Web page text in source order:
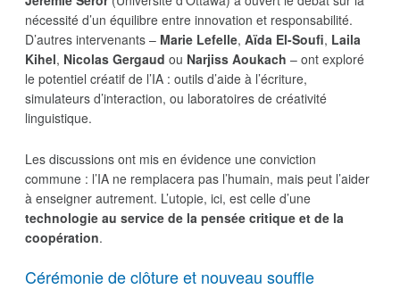
nécessité d’un équilibre entre innovation et responsabilité.
D’autres intervenants – Marie Lefelle, Aïda El-Soufi, Laila
Kihel, Nicolas Gergaud ou Narjiss Aoukach – ont exploré
le potentiel créatif de l’IA : outils d’aide à l’écriture,
simulateurs d’interaction, ou laboratoires de créativité
linguistique.
Les discussions ont mis en évidence une conviction
commune : l’IA ne remplacera pas l’humain, mais peut l’aider
à enseigner autrement. L’utopie, ici, est celle d’une
technologie au service de la pensée critique et de la
coopération.
Cérémonie de clôture et nouveau souffle